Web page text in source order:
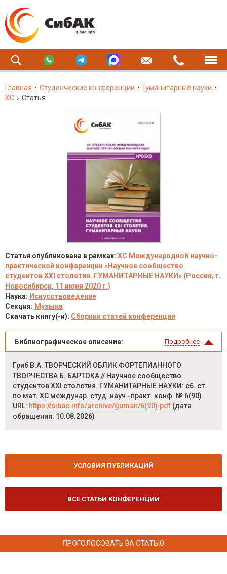
Главная Студенческие конференции
Гуманитарные науки
XC
Статья
Статья опубликована в рамках: XC Международной научно-
практической конференции «Научное сообщество
студентов XXI столетия. ГУМАНИТАРНЫЕ НАУКИ» (Россия, г.
Новосибирск, 11 июня 2020 г.)
Наука: Искусствоведение
Секция: Музыка
Скачать книгу(-и): Сборник статей конференции
Библиографическое описание: Подробнее
Гриб В.А. ТВОРЧЕСКИЙ ОБЛИК ФОРТЕПИАННОГО
ТВОРЧЕСТВА Б. БАРТОКА // Научное сообщество
студентов XXI столетия. ГУМАНИТАРНЫЕ НАУКИ: сб. ст.
по мат. XC междунар. студ. науч.-практ. конф. № 6(90).
URL: https://sibac.info/archive/guman/6(90).pdf (дата
обращения: 10.08.2026)
УСЛОВИЯ ПУБЛИКАЦИЙ
ВСЕ СТАТЬИ КОНФЕРЕНЦИИ
ПРОГОЛОСОВАТЬ ЗА СТАТЬЮ